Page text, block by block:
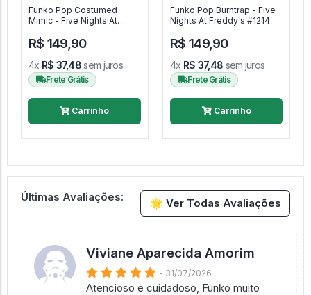
Funko Pop Costumed
Mimic - Five Nights At
R$ 149,90
4x R$ 37,48sem juros
Frete Grátis
Carrinho
Funko Pop Burntrap - Five
Nights At Freddy's #1214
R$ 149,90
4x R$ 37,48 sem juros
Frete Grátis
Carrinho
🌟 Ver Todas Avaliações
Últimas Avaliações:
Viviane Aparecida Amorim
- 31/07/2026
Atencioso e cuidadoso, Funko muito